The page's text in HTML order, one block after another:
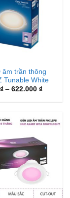
âm trần thông
Tunable White
₫ – 622.000₫Khoảng
từ
622.000